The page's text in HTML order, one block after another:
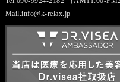
Mail.info@k-relax.jp